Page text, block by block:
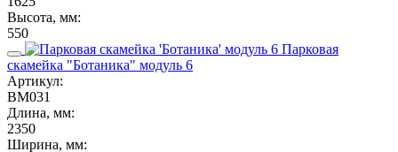
Высота, мм:
550
Парковая
скамейка "Ботаника" модуль 6
Артикул:
ВМ031
Длина, мм:
2350
Ширина, мм: